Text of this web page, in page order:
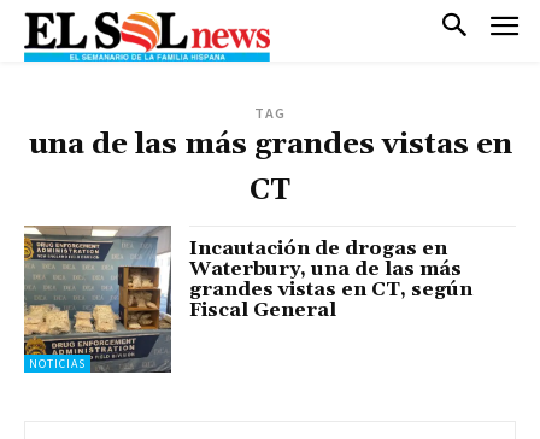
TAG
una de las más grandes vistas en
CT
NOTICIAS
Incautación de drogas en
Waterbury, una de las más
grandes vistas en CT, según
Fiscal General